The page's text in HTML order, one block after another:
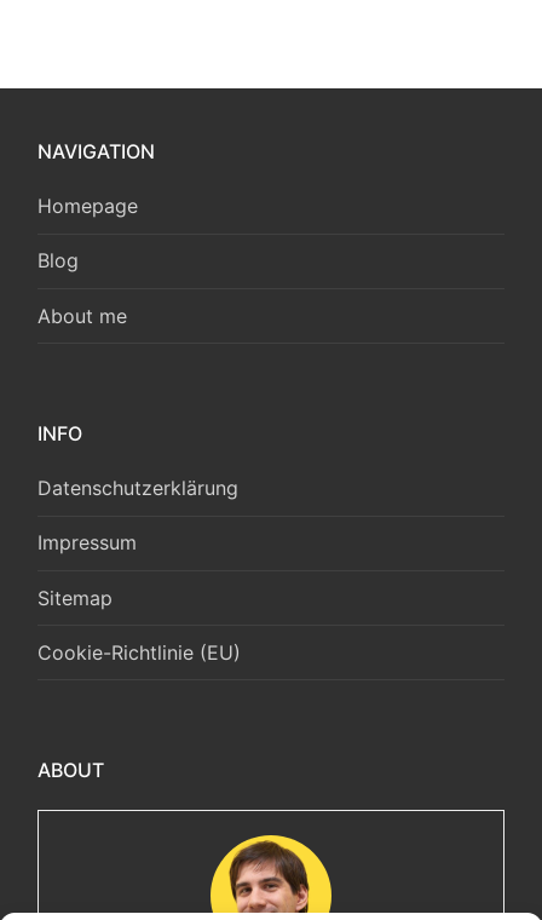
NAVIGATION
Homepage
Blog
About me
INFO
Datenschutzerklärung
Impressum
Sitemap
Cookie-Richtlinie (EU)
ABOUT